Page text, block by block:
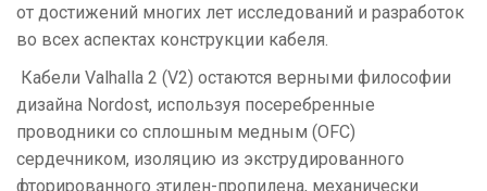
от достижений многих лет исследований и разработок
во всех аспектах конструкции кабеля.
Кабели Valhalla 2 (V2) остаются верными философии
дизайна Nordost, используя посеребренные
проводники со сплошным медным (OFC)
сердечником, изоляцию из экструдированного
фторированного этилен-пропилена, механически